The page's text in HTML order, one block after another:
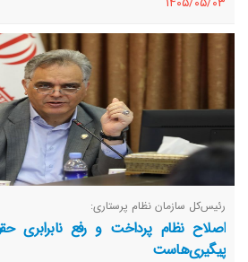
ظرفیت دانشگاه‌ها محقق نمی‌شود و همزمان باید
انگیزه برای خدمت در مناطق مورد نیاز فراهم شود.
رئیس‌کل سازمان نظام پرستاری:
اصلاح نظام پرداخت و رفع نابرابری
پیگیری‌هاست